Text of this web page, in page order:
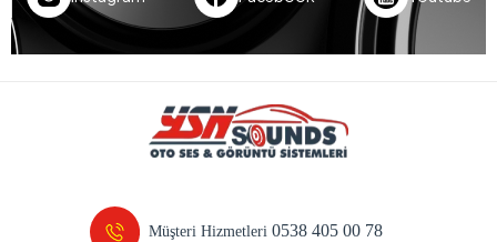
Müşteri Hizmetleri0538 405 00 78